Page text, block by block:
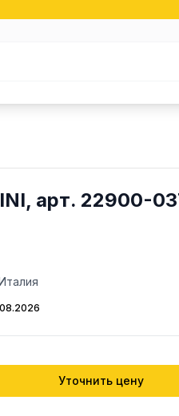
арт. 22900-
Уточнить цену